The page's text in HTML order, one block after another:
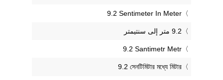
‎9.2 Sentimeter In Meter
‎9.2 Santimetr Metr
‎9.2 সেনটিমিটার মধ্যে মিটার